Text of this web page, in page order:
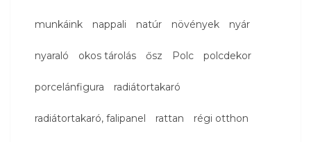
munkáink nappali natúr növények nyár
nyaraló okos tárolás ősz Polc polcdekor
porcelánfigura radiátortakaró
radiátortakaró, falipanel rattan régi otthon